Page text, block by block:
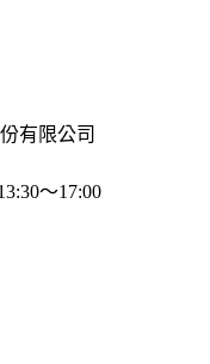
有限公司
～17:00